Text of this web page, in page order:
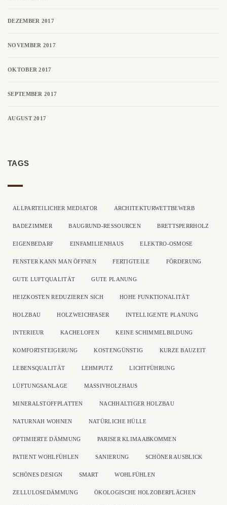
DEZEMBER 2017
NOVEMBER 2017
OKTOBER 2017
SEPTEMBER 2017
AUGUST 2017
TAGS
ALLPARTEILICHER MEDIATOR ARCHITEKTURWETTBEWERB
BADEZIMMER BAUGRUND-RESSOURCEN BRETTSPERRHOLZ
EIGENBEDARF EINFAMILIENHAUS ELEKTRO-OSMOSE
FENSTER KANN MAN ÖFFNEN FERTIGTEILE FÖRDERUNG
GUTE LUFTQUALITÄT GUTE PLANUNG
HEIZKOSTEN REDUZIEREN SICH HOHE FUNKTIONALITÄT
HOLZBAU HOLZWEICHFASER INTELLIGENTE PLANUNG
INTERIEUR KACHELOFEN KEINE SCHIMMELBILDUNG
KOMFORTSTEIGERUNG KOSTENGÜNSTIG KURZE BAUZEIT
LEBENSQUALITÄT LEHMPUTZ LICHTFÜHRUNG
LÜFTUNGSANLAGE MASSIVHOLZHAUS
MINERALSTOFFPLATTEN NACHHALTIGER HOLZBAU
NATURNAH WOHNEN NATÜRLICHE HÜLLE
OPTIMIERTE DÄMMUNG PARISER KLIMAABKOMMEN
PATIENT WOHLFÜHLEN SANIERUNG SCHÖNER AUSBLICK
SCHÖNES DESIGN SMART WOHLFÜHLEN
ZELLULOSEDÄMMUNG ÖKOLOGISCHE HOLZOBERFLÄCHEN